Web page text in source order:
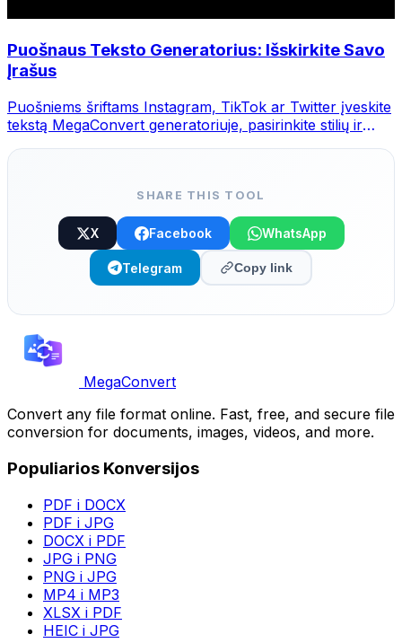
Puošnaus Teksto Generatorius: Išskirkite Savo
Įrašus
Puošniems šriftams Instagram, TikTok ar Twitter įveskite
tekstą MegaConvert generatoriuje, pasirinkite stilių ir
SHARE THIS TOOL
X Facebook WhatsApp
Telegram Copy link
MegaConvert
Convert any file format online. Fast, free, and secure file
conversion for documents, images, videos, and more.
Populiarios Konversijos
PDF i DOCX
PDF i JPG
DOCX i PDF
JPG i PNG
PNG i JPG
MP4 i MP3
XLSX i PDF
HEIC i JPG